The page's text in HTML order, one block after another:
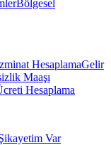
Bölgesel
HesaplamaGelir
Maaşı
Hesaplama
Var